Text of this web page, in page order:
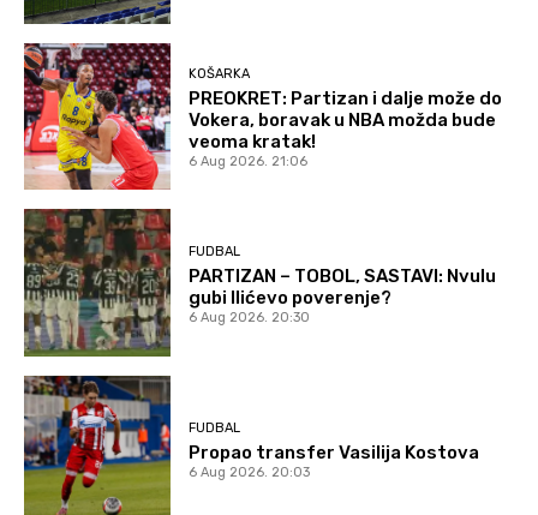
KOŠARKA
PREOKRET: Partizan i dalje može do
Vokera, boravak u NBA možda bude
veoma kratak!
6 Aug 2026. 21:06
FUDBAL
PARTIZAN – TOBOL, SASTAVI: Nvulu
gubi Ilićevo poverenje?
6 Aug 2026. 20:30
FUDBAL
Propao transfer Vasilija Kostova
6 Aug 2026. 20:03